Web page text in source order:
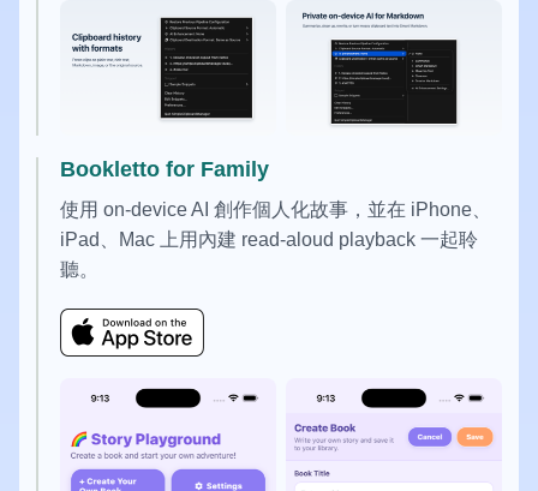
Bookletto for Family
使用 on-device AI 創作個人化故事，並在 iPhone、
iPad、Mac 上用內建 read-aloud playback 一起聆
聽。